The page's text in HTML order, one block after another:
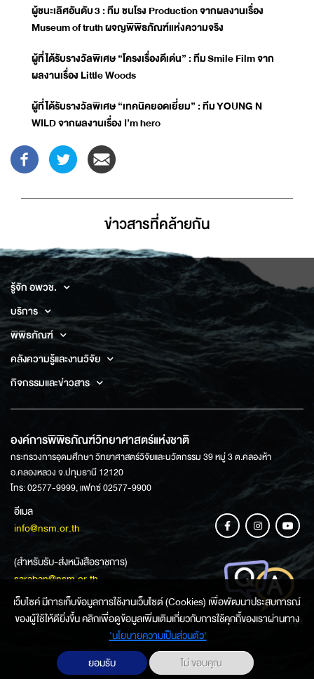
ผู้ชนะเลิศอันดับ3 : ทีม ชนโรง Production จากผลงานเรื่อง
Museum of truth ผจญพิพิธภัณฑ์แห่งความจริง
ผู้ที่ได้รับรางวัลพิเศษ “โครงเรื่องดีเด่น” : ทีมSmile Film จาก
ผลงานเรื่อง Little Woods
ผู้ที่ได้รับรางวัลพิเศษ “เทคนิคยอดเยี่ยม” : ทีมYOUNG N
WILD จากผลงานเรื่อง I’m hero
ข่าวสารที่่คล้ายกัน
รู้จัก อพวช.
บริการ
พิพิธภัณฑ์
คลังความรู้และงานวิจัย
กิจกรรมและข่าวสาร
องค์การพิพิธภัณฑ์วิทยาศาสตร์แห่งชาติ
กระทรวงการอุดมศึกษา วิทยาศาสตร์วิจัยและนวัตกรรม 39 หมู่ 3 ต.คลองห้า
อ.คลองหลวง จ.ปทุมธานี 12120
โทร: 02577-9999, แฟกซ์ 02577-9900
อีเมล
info@nsm.or.th
(สำหรับรับ-ส่งหนังสือราชการ)
saraban@nsm.or.th
ช่องทางการสอบถามข้อมูล
เว็บไซค์ มีการเก็บข้อมูลการใช้งานเว็บไซต์ (Cookies) เพื่อพัฒนาประสบการณ์
ของผู้ใช้ให้ดียิ่งขึ้น คลิกเพื่อดูข้อมูลเพิ่มเติมเกี่ยวกับการใช้คุกกี้ของเราผ่านทาง
‘นโยบายความเป็นส่วนตัว'
ยอมรับ
ไม่ ขอบคุณ